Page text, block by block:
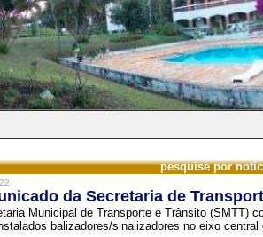
pesquise por
da Secretaria de
Municipal de Transporte e Trânsito (SMTT)
balizadores/sinalizadores no eixo